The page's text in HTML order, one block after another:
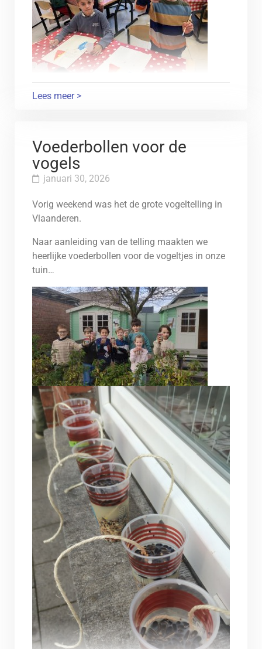
Lees meer >
Voederbollen voor de
vogels
januari 30, 2026
Vorig weekend was het de grote vogeltelling in
Vlaanderen.
Naar aanleiding van de telling maakten we
heerlijke voederbollen voor de vogeltjes in onze
tuin…